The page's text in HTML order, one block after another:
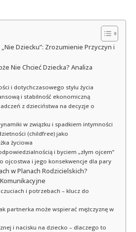
Dziecku”: Zrozumienie Przyczyn i
Nie Chcieć Dziecka? Analiza
i dotychczasowego stylu życia
i stabilność ekonomiczną
z dzieciństwa na decyzje o
w związku i spadkiem intymności
(childfree) jako
życiowa
i byciem „złym ojcem”
ojcostwa i jego konsekwencje dla pary
w Planach Rodzicielskich?
i potrzebach – klucz do
partnerka może wspierać mężczyznę w
i nacisku na dziecko – dlaczego to